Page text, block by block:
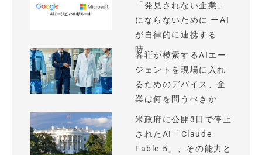
「発見されない企業」
にならないために ーAI
が自律的に連携する
時...
各社が模索するAIエー
ジェントを現場に入れ
るためのデバイス、企
業は何を問うべきか
米政府に公開3日で停止
されたAI「Claude
Fable 5」、その能力と